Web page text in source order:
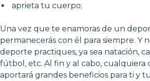
aprieta tu cuerpo;
Una vez que te enamoras de un
permanecerás con él para siempre. Y
deporte practiques, ya sea natación,
fútbol, etc. Al fin y al cabo, cualquiera
aportará grandes beneficios para ti y